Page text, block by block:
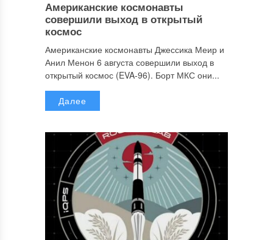
Американские космонавты
совершили выход в открытый
космос
Американские космонавты Джессика Меир и
Анил Менон 6 августа совершили выход в
открытый космос (EVA-96). Борт МКС они...
Далее